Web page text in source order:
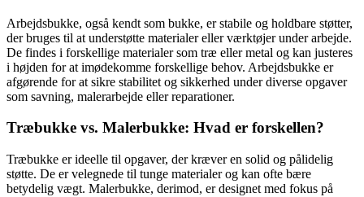
Arbejdsbukke, også kendt som bukke, er stabile og holdbare støtter,
der bruges til at understøtte materialer eller værktøjer under arbejde.
De findes i forskellige materialer som træ eller metal og kan justeres
i højden for at imødekomme forskellige behov. Arbejdsbukke er
afgørende for at sikre stabilitet og sikkerhed under diverse opgaver
som savning, malerarbejde eller reparationer.
Træbukke vs. Malerbukke: Hvad er forskellen?
Træbukke er ideelle til opgaver, der kræver en solid og pålidelig
støtte. De er velegnede til tunge materialer og kan ofte bære
betydelig vægt. Malerbukke, derimod, er designet med fokus på